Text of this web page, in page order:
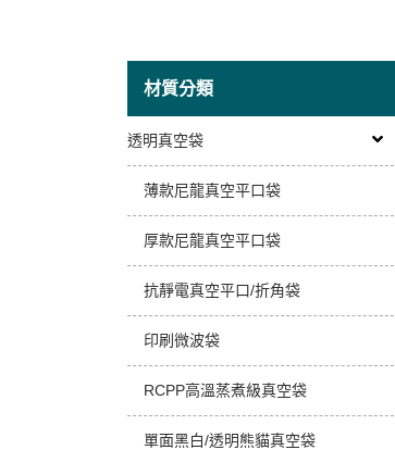
材質分類
透明真空袋
薄款尼龍真空平口袋
厚款尼龍真空平口袋
抗靜電真空平口/折角袋
印刷微波袋
RCPP高溫蒸煮級真空袋
單面黑白/透明熊貓真空袋